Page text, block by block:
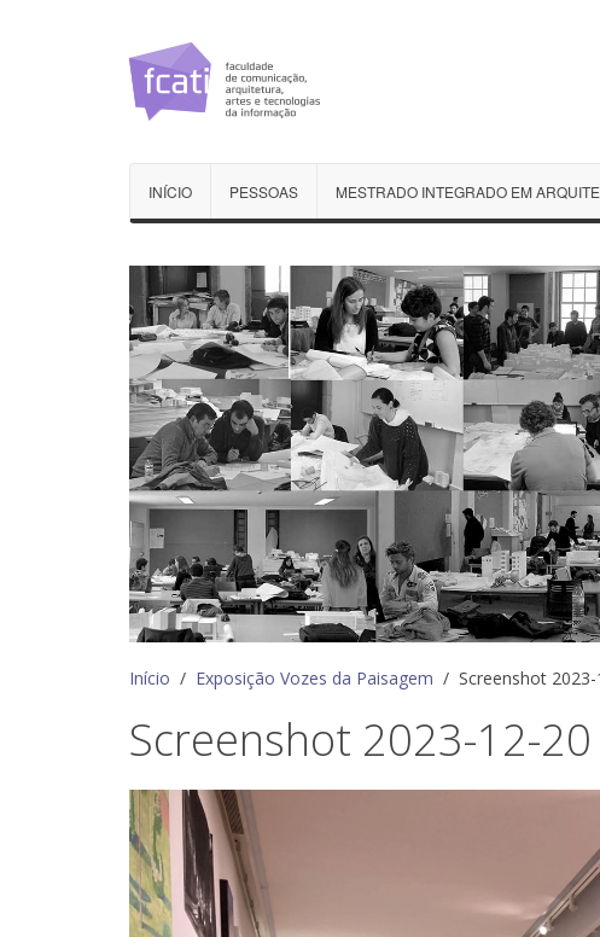
INÍCIO PESSOAS MESTRADO INTEGRADO EM
Início Exposição Vozes da Paisagem Screenshot
Screenshot 2023-12-